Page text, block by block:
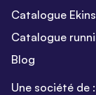
Catalogue
Catalogue
Blog
Une société de :